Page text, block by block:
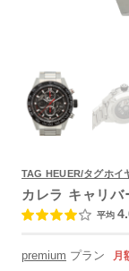
TAG HEUER/タグホイ
カレラ キャリバ
平均
premium プラン 月
よくあるご質